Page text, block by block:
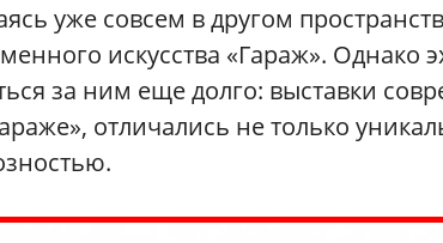
уже совсем в другом
искусства «Гараж». Однако
за ним еще долго: выставки
отличались не только